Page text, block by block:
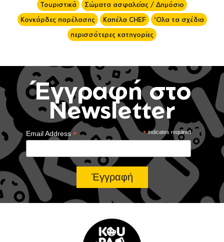
Τουριστικά
Σώματα ασφαλείας / Δημόσιο
Κονκάρδες παρέλασης
Καπέλα CHEF
'Ολα τα σχέδια
περισσότερες κατηγορίες
Έγγραφή στο
Newsletter
*indicates required
Email Address*